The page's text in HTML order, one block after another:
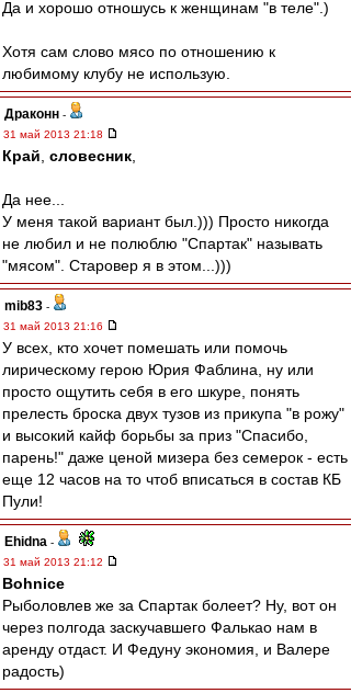
Да и хорошо отношусь к женщинам "в теле".)
Хотя сам слово мясо по отношению к
любимому клубу не использую.
Драконн -
31 май 2013 21:18
Край словесник
Да нее...
У меня такой вариант был.))) Просто никогда
не любил и не полюблю "Спартак" называть
"мясом". Старовер я в этом...)))
mib83 -
31 май 2013 21:16
У всех, кто хочет помешать или помочь
лирическому герою Юрия Фаблина, ну или
просто ощутить себя в его шкуре, понять
прелесть броска двух тузов из прикупа "в рожу"
и высокий кайф борьбы за приз "Спасибо,
парень!" даже ценой мизера без семерок - есть
еще 12 часов на то чтоб вписаться в состав КБ
Пули!
Ehidna -
31 май 2013 21:12
Bohnice
Рыболовлев же за Спартак болеет? Ну, вот он
через полгода заскучавшего Фалькао нам в
аренду отдаст. И Федуну экономия, и Валере
радость)